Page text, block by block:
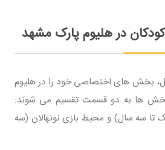
در هلیوم پارک مشهد
بخش های اختصاصی خود را در هلیوم
بخش ها به دو قسمت تقسیم می شوند:
تا سه سال) و محیط بازی نونهالان (سه